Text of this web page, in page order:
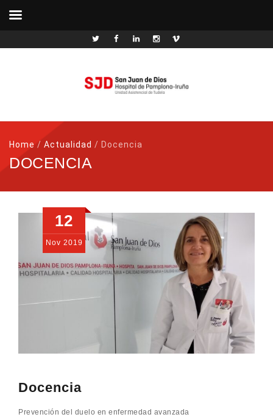
Home/ Actualidad / Docencia
DOCENCIA
12
Nov 2019
Docencia
Prevención del duelo en enfermedad avanzada